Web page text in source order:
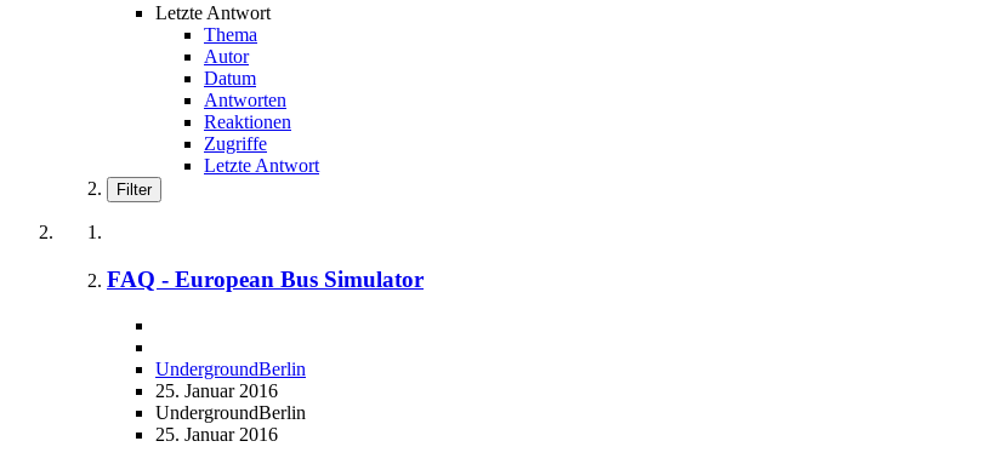
Letzte Antwort
Thema
Autor
Datum
Antworten
Reaktionen
Zugriffe
Letzte Antwort
Filter
FAQ - European Bus Simulator
UndergroundBerlin
25. Januar 2016
UndergroundBerlin
25. Januar 2016